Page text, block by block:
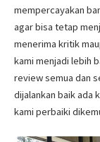
mempercayakan
agar bisa tetap
menerima kritik
kami menjadi lebih
review semua dan
dijalankan baik ada
kami perbaiki